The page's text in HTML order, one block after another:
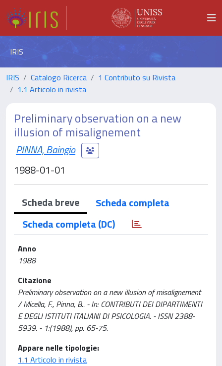
IRIS
IRIS Catalogo Ricerca
1 Contributo su Rivista
1.1 Articolo in rivista
Preliminary observation on a new
illusion of misalignement
PINNA, Baingio
1988-01-01
Scheda breve
Scheda completa
Scheda completa (DC)
Anno
1988
Citazione
Preliminary observation on a new illusion of misalignement
/ Micella, F., Pinna, B.. - In: CONTRIBUTI DEI DIPARTIMENTI
E DEGLI ISTITUTI ITALIANI DI PSICOLOGIA. - ISSN 2388-
5939. - 1:(1988), pp. 65-75.
Appare nelle tipologie:
1.1 Articolo in rivista